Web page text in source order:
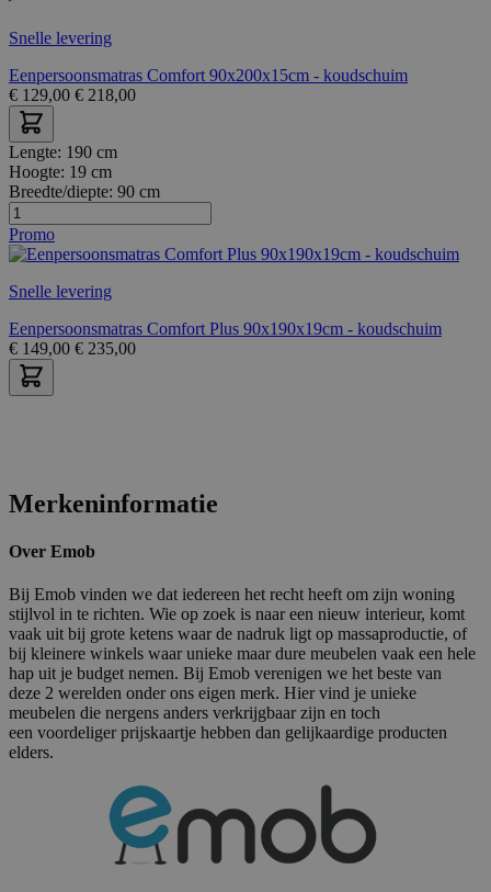
Snelle levering
Eenpersoonsmatras Comfort 90x200x15cm - koudschuim
€ 129,00 € 218,00
Lengte: 190 cm
Hoogte: 19 cm
Breedte/diepte: 90 cm
Promo
Snelle levering
Eenpersoonsmatras Comfort Plus 90x190x19cm - koudschuim
€ 149,00 € 235,00
Merkeninformatie
Over Emob
Bij Emob vinden we dat iedereen het recht heeft om zijn woning
stijlvol in te richten. Wie op zoek is naar een nieuw interieur, komt
vaak uit bij grote ketens waar de nadruk ligt op massaproductie, of
bij kleinere winkels waar unieke maar dure meubelen vaak een hele
hap uit je budget nemen. Bij Emob verenigen we het beste van
deze 2 werelden onder ons eigen merk. Hier vind je unieke
meubelen die nergens anders verkrijgbaar zijn en toch
een voordeliger prijskaartje hebben dan gelijkaardige producten
elders.